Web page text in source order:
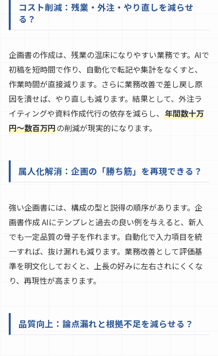
コスト削減：残業・外注・やり直しを減らせ
る？
企画書の作成は、残業の温床になりやすい業務です。AIで
初稿を短時間で作り、自動化で転記や集計をなくすと、
作業時間が直接減ります。さらに業務改善で差し戻し原
因を潰せば、やり直しも減ります。結果として、外注ラ
イティングや資料作成代行の依存を減らし、 年間数十万
円〜数百万円の削減が現実的になります。
属人化解消：企画の「勝ち筋」を再現できる？
強い企画書には、構成の型と説得の順序があります。企
画書作成 AIにテンプレと過去の良い例を与えると、新人
でも一定品質の骨子を作れます。自動化で入力項目を統
一すれば、抜け漏れも減ります。業務改善として評価基
準を明文化しておくと、上長の好みに左右されにくくな
り、再現性が高まります。
品質向上：論点漏れと根拠不足を減らせる？